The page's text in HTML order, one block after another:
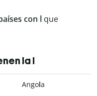
con l que
la l
Angola